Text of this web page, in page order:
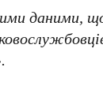
даними,